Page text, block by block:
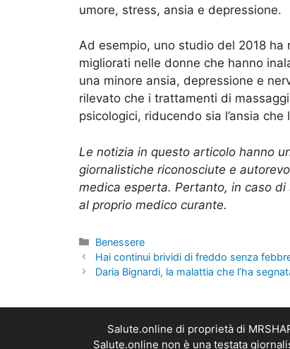
umore, stress, ansia e depressione.
Ad esempio, uno studio del 2018
migliorati nelle donne che hanno
una minore ansia, depressione e
rilevato che i trattamenti di
psicologici, riducendo sia l’ansia che
Le notizia in questo articolo hanno
giornalistiche riconosciute e
medica esperta. Pertanto, in caso
al proprio medico curante.
Categorie
Benessere
Hai continui brividi di freddo senza
Daria Bignardi, la malattia che l’ha
Salute.online di proprietà di
Salute.online non è una testata